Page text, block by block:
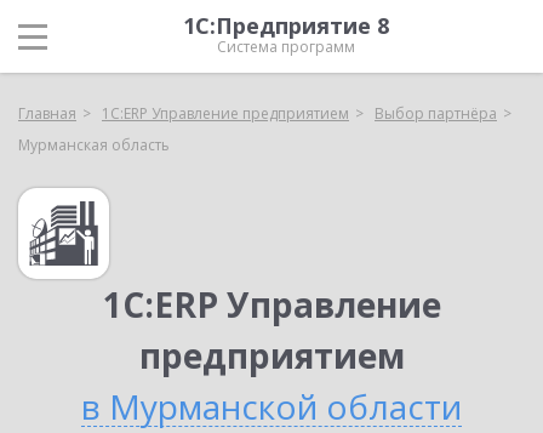
1С:Предприятие 8
Система программ
Главная 1С:ERP Управление предприятием
Выбор партнёра
Мурманская область
1С:ERP Управление
предприятием
в Мурманской области